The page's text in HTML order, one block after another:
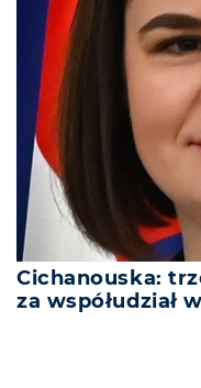
Cichanouska:
za współudział